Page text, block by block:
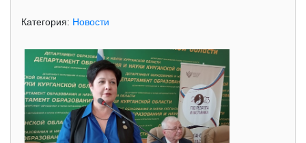
Категория: Новости